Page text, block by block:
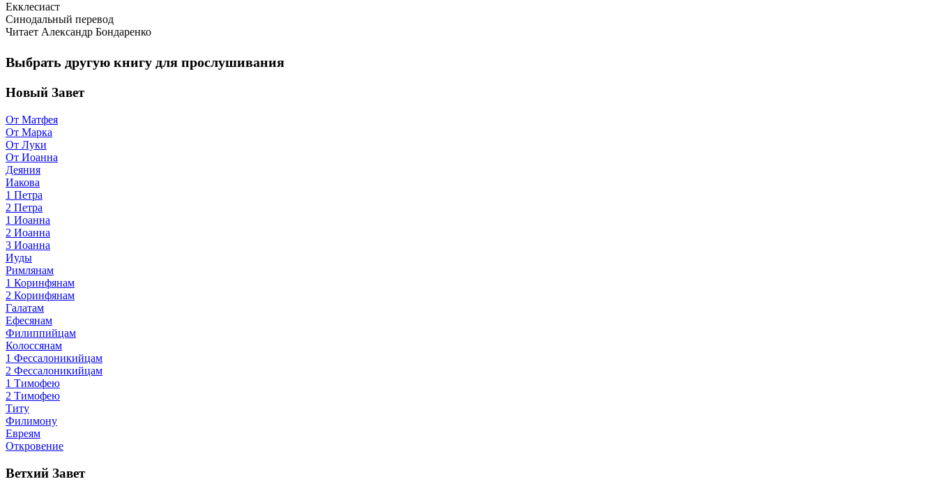
Екклесиаст
Синодальный перевод
Читает Александр Бондаренко
Выбрать другую книгу для прослушивания
Новый Завет
От Матфея
От Марка
От Луки
От Иоанна
Деяния
Иакова
1 Петра
2 Петра
1 Иоанна
2 Иоанна
3 Иоанна
Иуды
Римлянам
1 Коринфянам
2 Коринфянам
Галатам
Ефесянам
Филиппийцам
Колоссянам
1 Фессалоникийцам
2 Фессалоникийцам
1 Тимофею
2 Тимофею
Титу
Филимону
Евреям
Откровение
Ветхий Завет